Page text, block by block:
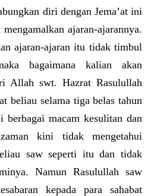
diri dengan Jema’at ini
ajaran-ajarannya.
ajaran-ajaran itu tidak timbul
bagaimana kalian akan
Allah swt. Hazrat Rasulullah
beliau selama tiga belas tahun
berbagai macam kesulitan dan
kini tidak mengetahui
saw seperti itu dan tidak
Namun Rasulullah saw
kepada para sahabat